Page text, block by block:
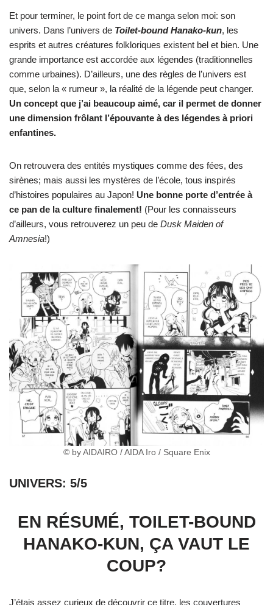
Et pour terminer, le point fort de ce manga selon moi: son
univers. Dans l’univers de Toilet-bound Hanako-kun, les
esprits et autres créatures folkloriques existent bel et bien. Une
grande importance est accordée aux légendes (traditionnelles
comme urbaines). D’ailleurs, une des règles de l’univers est
que, selon la « rumeur », la réalité de la légende peut changer.
Un concept que j’ai beaucoup aimé, car il permet de donner
une dimension frôlant l’épouvante à des légendes à priori
enfantines.
On retrouvera des entités mystiques comme des fées, des
sirènes; mais aussi les mystères de l’école, tous inspirés
d’histoires populaires au Japon! Une bonne porte d’entrée à
ce pan de la culture finalement! (Pour les connaisseurs
d’ailleurs, vous retrouverez un peu de Dusk Maiden of
Amnesia!)
© by AIDAIRO / AIDA Iro / Square Enix
UNIVERS: 5/5
EN RÉSUMÉ, TOILET-BOUND
HANAKO-KUN, ÇA VAUT LE
COUP?
J’étais assez curieux de découvrir ce titre, les couvertures